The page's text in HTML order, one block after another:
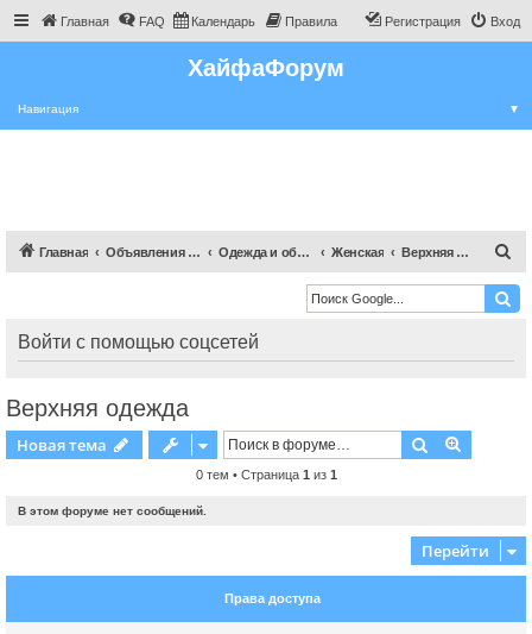
Главная FAQ Календарь Правила Вход
Регистрация
ХайфаФорум
Навигация ▼
Главная Объявления Хайфы и крайот Одежда и обувь Женская Верхняя одежда
и
к
Войти с помощью соцсетей
Верхняя одежда
Новая тема Поиск
0 тем • Страница 1 из 1
В этом форуме нет сообщений.
Перейти
Права доступа